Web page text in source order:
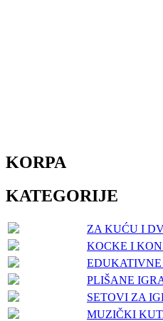
KORPA
KATEGORIJE
ZA KUĆU I
KOCKE I
PLIŠANE
SETOVI ZA
MUZIČKI